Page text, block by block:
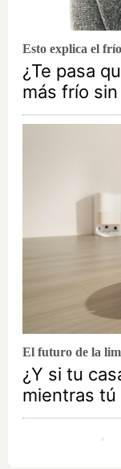
Esto explica el frío
¿Te pasa
más frío
El futuro de la
¿Y si tu
mientras tú